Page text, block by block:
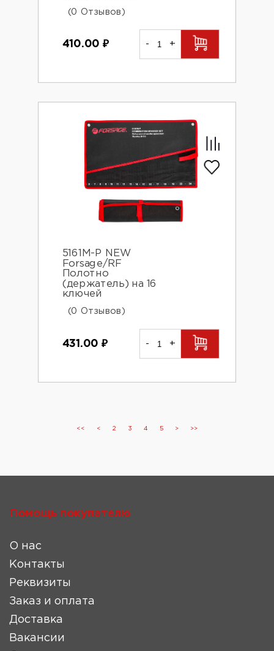
(0 Отзывов)
410.00 ₽ - +
5161M-P NEW
Forsage/RF
Полотно
(держатель) на 16
ключей
(0 Отзывов)
431.00 ₽ - +
<< < 2 3 4 5 > >>
Помощь покупателю
О нас
Контакты
Реквизиты
Заказ и оплата
Доставка
Вакансии